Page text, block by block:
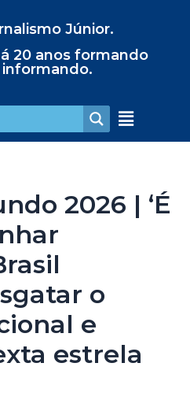
Júnior.
20 anos formando
informando.
2026 | ‘É
o
e
estrela